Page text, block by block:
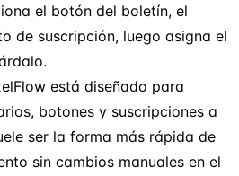
el botón del boletín, el
de suscripción, luego asigna el
está diseñado para
botones y suscripciones a
ser la forma más rápida de
sin cambios manuales en el